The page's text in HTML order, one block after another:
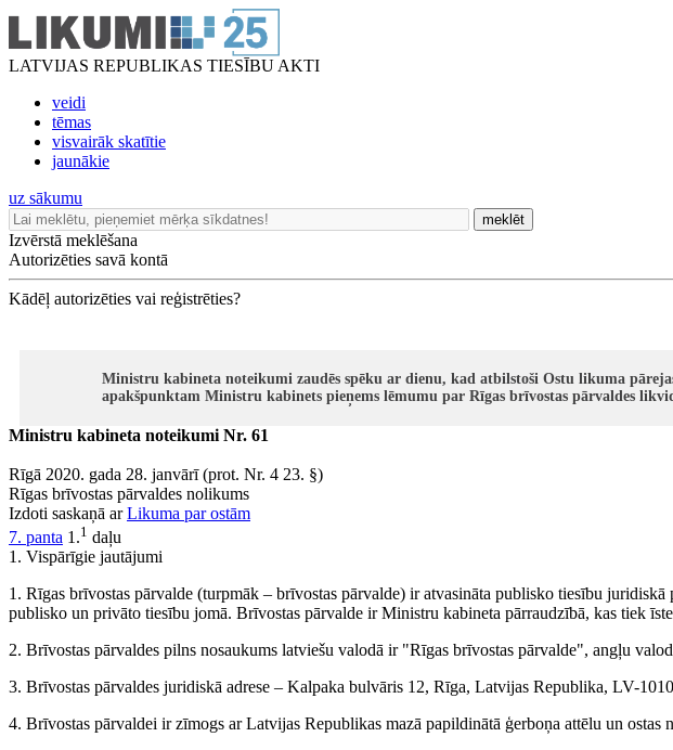
LATVIJAS REPUBLIKAS TIESĪBU AKTI
veidi
tēmas
visvairāk skatītie
jaunākie
uz sākumu
meklēt
Izvērstā meklēšana
Autorizēties savā kontā
Kādēļ autorizēties vai reģistrēties?
Ministru kabineta noteikumi zaudēs spēku ar dienu, kad atbilstoši Ostu likuma
apakšpunktam Ministru kabinets pieņems lēmumu par Rīgas brīvostas pārvaldes
Ministru kabineta noteikumi Nr. 61
Rīgā 2020. gada 28. janvārī (prot. Nr. 4 23. §)
Rīgas brīvostas pārvaldes nolikums
Izdoti saskaņā arLikuma par ostām
7. panta 1.1 daļu
1. Vispārīgie jautājumi
1. Rīgas brīvostas pārvalde (turpmāk – brīvostas pārvalde) ir atvasināta publisko tiesību
publisko un privāto tiesību jomā. Brīvostas pārvalde ir Ministru kabineta pārraudzībā, kas tiek
2. Brīvostas pārvaldes pilns nosaukums latviešu valodā ir "Rīgas brīvostas pārvalde", angļu
3. Brīvostas pārvaldes juridiskā adrese – Kalpaka bulvāris 12, Rīga, Latvijas Republika, LV-
4. Brīvostas pārvaldei ir zīmogs ar Latvijas Republikas mazā papildinātā ģerboņa attēlu un ostas